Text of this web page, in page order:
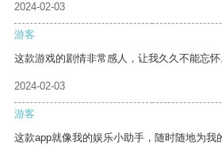
2024-02-03
游客
这款游戏的剧情非常感人，让我久久不能忘怀
2024-02-03
游客
这款app就像我的娱乐小助手，随时随地为我